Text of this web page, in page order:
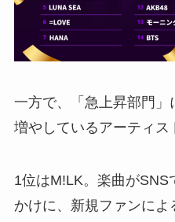
一方で、「急上昇部門」
増やしているアーティス
1位はM!LK。楽曲がSNS
かけに、新規ファンによ